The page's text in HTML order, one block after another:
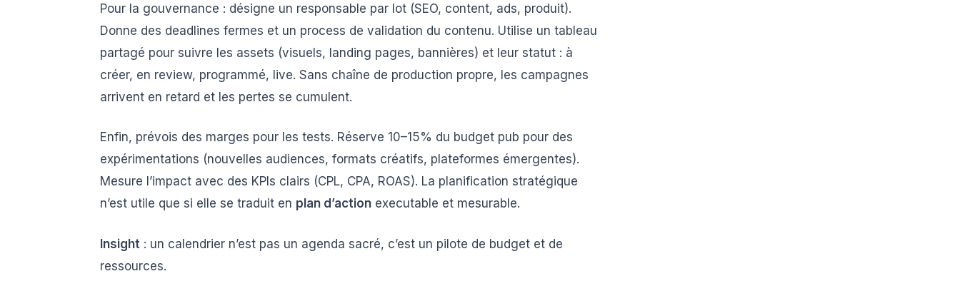
Pour la gouvernance : désigne un responsable par lot (SEO, content, ads, produit).
Donne des deadlines fermes et un process de validation du contenu. Utilise un tableau
partagé pour suivre les assets (visuels, landing pages, bannières) et leur statut : à
créer, en review, programmé, live. Sans chaîne de production propre, les campagnes
arrivent en retard et les pertes se cumulent.
Enfin, prévois des marges pour les tests. Réserve 10–15% du budget pub pour des
expérimentations (nouvelles audiences, formats créatifs, plateformes émergentes).
Mesure l’impact avec des KPIs clairs (CPL, CPA, ROAS). La planification stratégique
n’est utile que si elle se traduit en plan d’action executable et mesurable.
Insight : un calendrier n’est pas un agenda sacré, c’est un pilote de budget et de
ressources.